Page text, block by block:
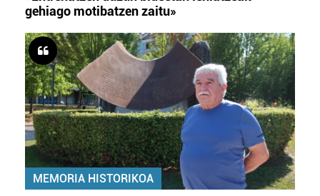
gehiago motibatzen zaitu»
MEMORIA HISTORIKOA